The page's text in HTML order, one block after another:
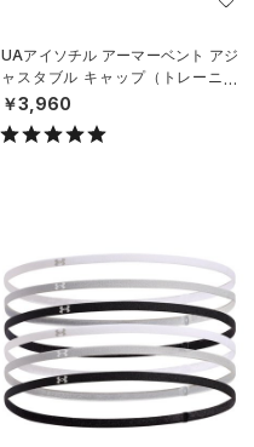
UAアイソチル アーマーベント アジ
ャスタブル キャップ（トレーニン
グ/MEN）
￥3,960